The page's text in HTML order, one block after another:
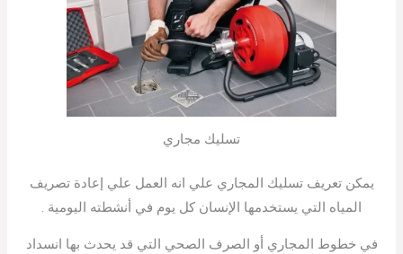
تسليك مجاري
يمكن تعريف تسليك المجاري علي انه العمل علي إعادة تصريف
المياه التي يستخدمها الإنسان كل يوم في أنشطته اليومية .
في خطوط المجاري أو الصرف الصحي التي قد يحدث بها انسداد